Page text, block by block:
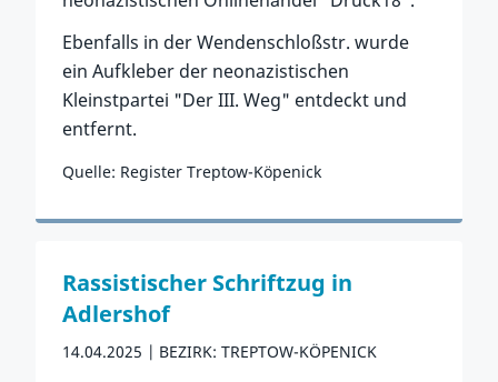
Ebenfalls in der Wendenschloßstr. wurde
ein Aufkleber der neonazistischen
Kleinstpartei "Der III. Weg" entdeckt und
entfernt.
Quelle: Register Treptow-Köpenick
Zum Vorfall
Rassistischer Schriftzug in
Adlershof
14.04.2025 BEZIRK: TREPTOW-KÖPENICK